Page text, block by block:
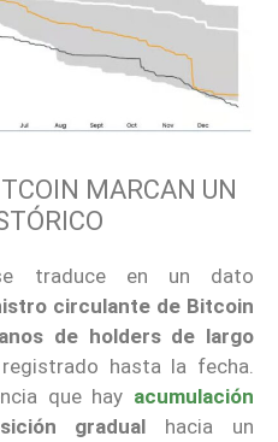
MARCAN UN
traduce en un dato
circulante de Bitcoin
de holders de largo
hasta la fecha.
que hay acumulación
gradual hacia un